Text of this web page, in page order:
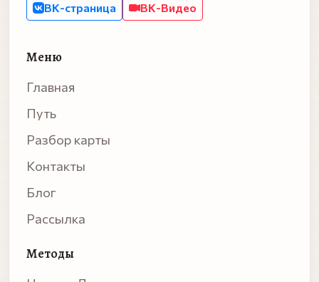
ВК-страница
ВК-Видео
Меню
Главная
Путь
Разбор карты
Контакты
Блог
Рассылка
Методы